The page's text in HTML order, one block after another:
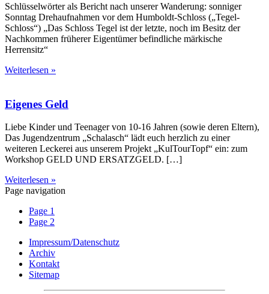
Schlüsselwörter als Bericht nach unserer Wanderung: sonniger
Sonntag Drehaufnahmen vor dem Humboldt-Schloss („Tegel-
Schloss“) „Das Schloss Tegel ist der letzte, noch im Besitz der
Nachkommen früherer Eigentümer befindliche märkische
Herrensitz“
Weiterlesen »
Eigenes Geld
Liebe Kinder und Teenager von 10-16 Jahren (sowie deren Eltern),
Das Jugendzentrum „Schalasch“ lädt euch herzlich zu einer
weiteren Leckerei aus unserem Projekt „KulTourTopf“ ein: zum
Workshop GELD UND ERSATZGELD. […]
Weiterlesen »
Page navigation
Page 1
Page 2
Impressum/Datenschutz
Archiv
Kontakt
Sitemap